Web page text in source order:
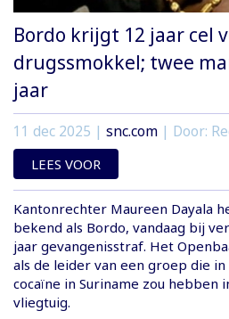
Bordo krijgt 12 jaar cel
drugssmokkel; twee
jaar
11 dec 2025 | snc.com | Door:
LEES VOOR
Kantonrechter Maureen Dayala
bekend als Bordo, vandaag bij
jaar gevangenisstraf. Het
als de leider van een groep die
cocaïne in Suriname zou hebben
vliegtuig.